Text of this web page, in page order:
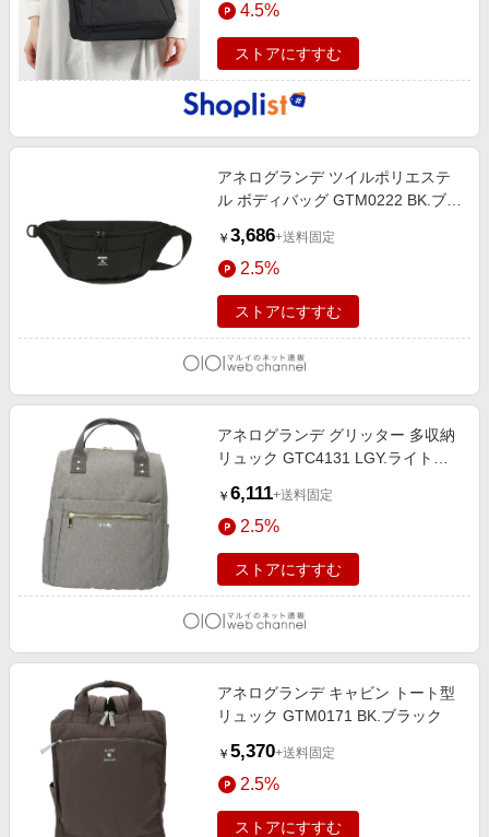
4.5%
ストアにすすむ
アネログランデ ツイルポリエステ
ル ボディバッグ GTM0222 BK.ブラ
￥ 3,686+送料固定
2.5%
ストアにすすむ
アネログランデ グリッター 多収納
リュック GTC4131 LGY.ライトグ
￥ 6,111+送料固定
2.5%
ストアにすすむ
アネログランデ キャビン トート型
リュック GTM0171 BK.ブラック
￥ 5,370+送料固定
2.5%
ストアにすすむ